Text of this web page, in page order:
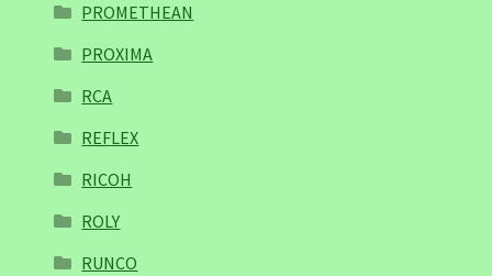
PROMETHEAN
PROXIMA
RCA
REFLEX
RICOH
ROLY
RUNCO